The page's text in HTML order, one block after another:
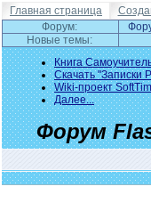
Главная страница
Форум:
Новые темы:
Книга
Скачать "Записки
Wiki-проект
Далее...
Форум